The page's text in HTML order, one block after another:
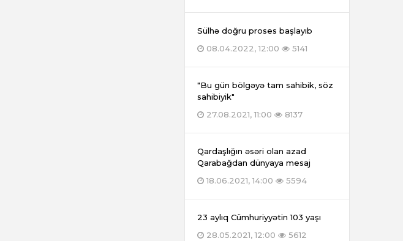
Sülhə doğru proses başlayıb
08.04.2022, 12:00
5141
"Bu gün bölgəyə tam sahibik, söz
sahibiyik"
27.08.2021, 11:00
8137
Qardaşlığın əsəri olan azad
Qarabağdan dünyaya mesaj
18.06.2021, 14:00
5594
23 aylıq Cümhuriyyətin 103 yaşı
28.05.2021, 12:00
5612